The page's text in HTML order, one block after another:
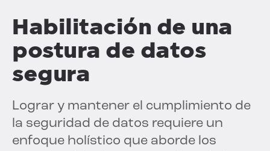
Habilitación de una
postura de datos
segura
Lograr y mantener el cumplimiento de
la seguridad de datos requiere un
enfoque holístico que aborde los